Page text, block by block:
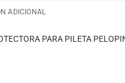
ADICIONAL
PARA PILETA